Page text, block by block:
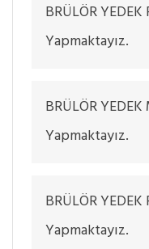
BRÜLÖR YEDEK
Yapmaktayız.
BRÜLÖR YEDEK
Yapmaktayız.
BRÜLÖR YEDEK
Yapmaktayız.